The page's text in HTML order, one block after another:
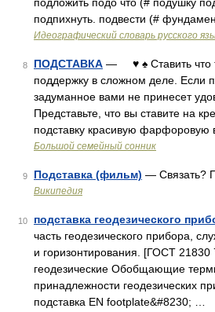
подпихнуть. подвести (#
Идеографический словарь русского
8 ПОДСТАВКА — ♥ ♠ Ставить что
поддержку в сложном деле. Если
задуманное вами не принесет
Представьте, что вы ставите на
подставку красивую фарфоровую
Большой семейный сонник
9 Подставка (фильм) — Связать?
Википедия
10 подставка геодезического
часть геодезического прибора,
и горизонтирования. [ГОСТ
геодезические Обобщающие
принадлежности геодезических
подставка EN footplate&#8230; …